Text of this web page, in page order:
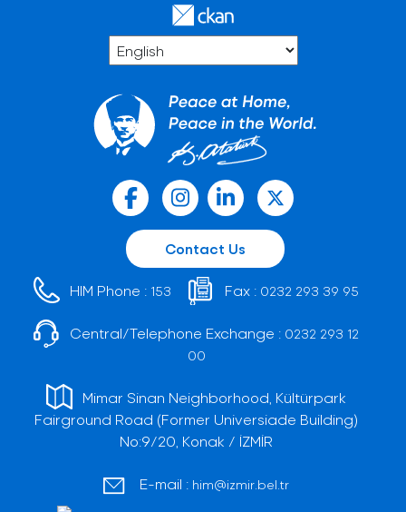
Contact Us
HIM Phone : 153 Fax : 0232 293 39 95
Central/Telephone Exchange : 0232 293 12
00
Mimar Sinan Neighborhood, Kültürpark
Fairground Road (Former Universiade Building)
No:9/20, Konak / İZMİR
E-mail : him@izmir.bel.tr